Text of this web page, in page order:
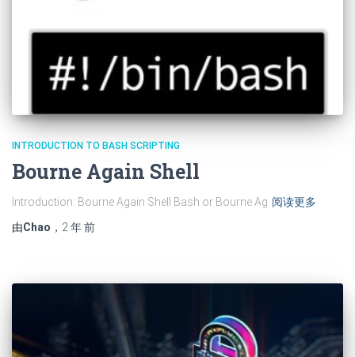
INTRODUCTION TO BASH SCRIPTING
Bourne Again Shell
Introduction: Bourne Again Shell Bash or Bourne Ag 阅读更多
由Chao ， 2 年前